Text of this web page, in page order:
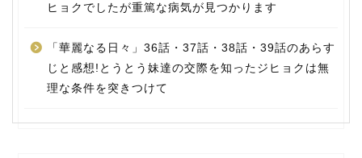
ヒョクでしたが重篤な病気が見つかります
「華麗なる日々」36話・37話・38話・39話のあらす
じと感想!とうとう妹達の交際を知ったジヒョクは無
理な条件を突きつけて